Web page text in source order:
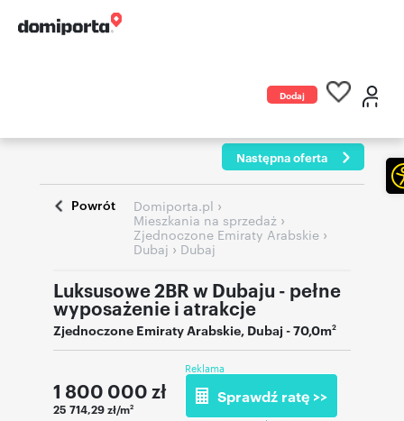
Dodaj
Następna oferta
Powrót Domiporta.pl ›
Mieszkania na sprzedaż ›
Zjednoczone Emiraty Arabskie ›
Dubaj › Dubaj
Luksusowe 2BR w Dubaju - pełne
wyposażenie i atrakcje
Zjednoczone Emiraty Arabskie, Dubaj - 70,0m2
1 800 000 zł
25 714,29 zł/m2
Reklama
Sprawdź ratę >>